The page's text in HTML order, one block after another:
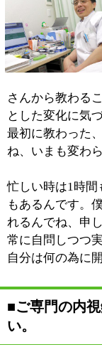
※上記記事は2010.7に
情報時間の経過による
ください。
●胃腸内
TEL 03-
休診日 : 木曜・日
: 江東区大
WEB : http://
診療時間 : ［平日］
［土曜］
駐車場 : 無
江戸川区時間 墨